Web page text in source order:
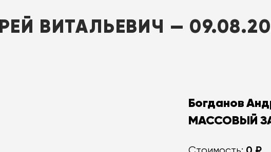
ВИТАЛЬЕВИЧ —
Богданов
МАССОВЫЙ